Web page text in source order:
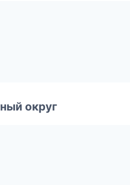
округ